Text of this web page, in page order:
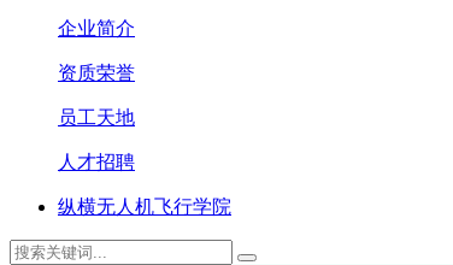
企业简介
资质荣誉
员工天地
人才招聘
纵横无人机飞行学院